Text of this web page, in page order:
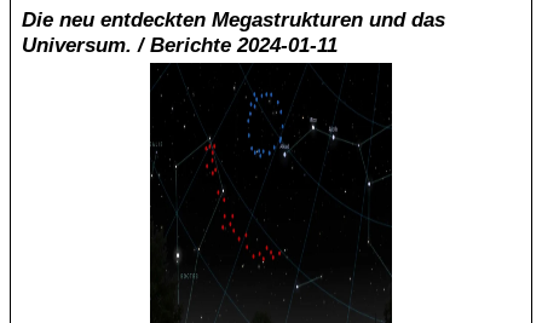
Die neu entdeckten Megastrukturen und das
Universum. / Berichte 2024-01-11